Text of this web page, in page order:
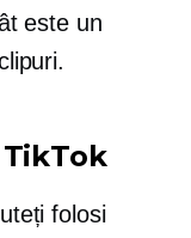
este un
folosi